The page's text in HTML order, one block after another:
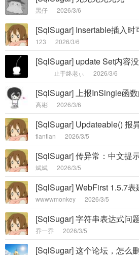
黑仔 2026/3/6
[SqlSugar] Insertable插入
123 2026/3/6
止于终老ぃ 2026/3/6
[SqlSugar] 上报InSingle函
高彬 2026/3/6
tiantian 2026/3/5
斌斌 2026/3/5
wwwwmonkey 2026/3/5
[SqlSugar] 字符串表达式问
乔一乔 2026/3/5
[SqlSugar] 这个论坛，怎么